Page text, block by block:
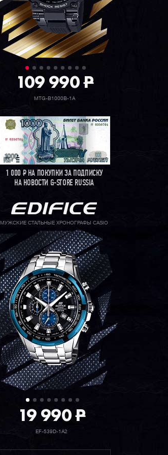
109 990P
MTG-B1000B-1A
1 000РНА ПОКУПКИ ЗА ПОДПИСКУ
НА НОВОСТИ G-STORE RUSSIA
МУЖСКИЕ СТАЛЬНЫЕ ХРОНОГРАФЫ CASIO
19 990P
EF-539D-1A2